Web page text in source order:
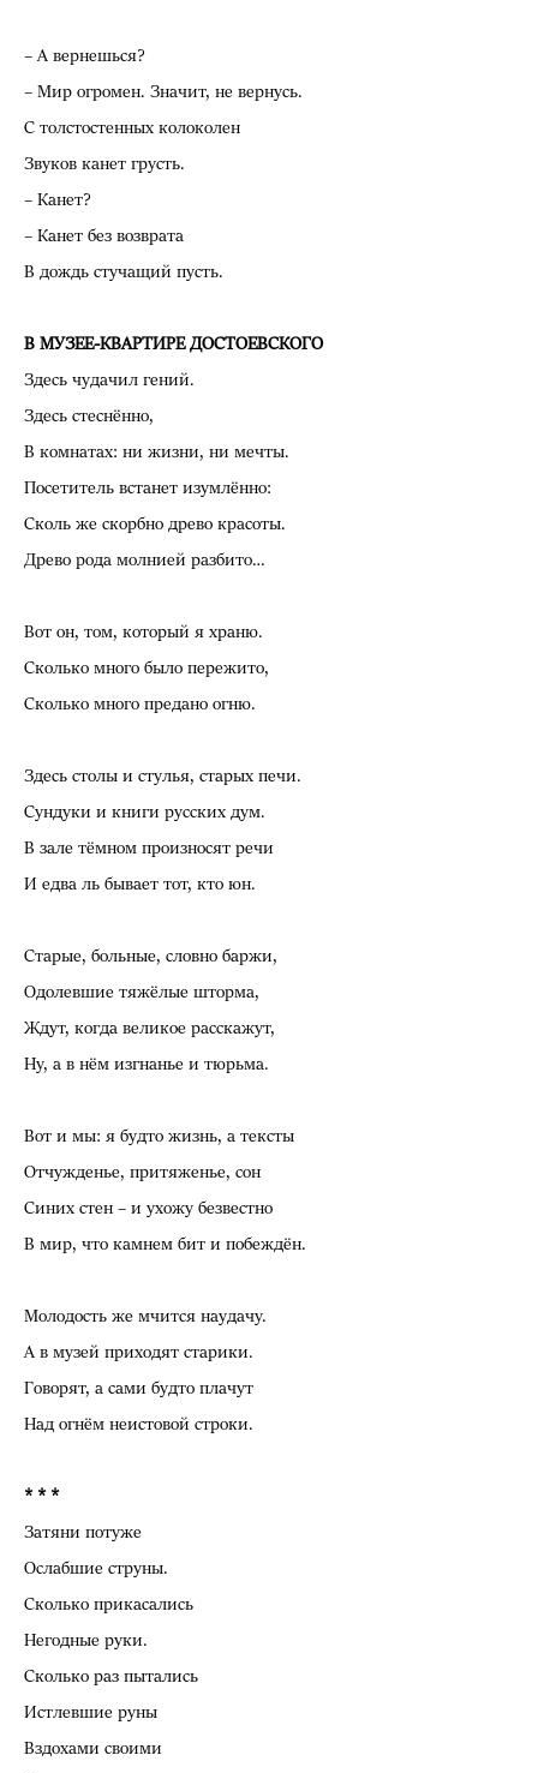
– А вернешься?
– Мир огромен. Значит, не вернусь.
С толстостенных колоколен
Звуков канет грусть.
– Канет?
– Канет без возврата
В дождь стучащий пусть.
В МУЗЕЕ-КВАРТИРЕ ДОСТОЕВСКОГО
Здесь чудачил гений.
Здесь стеснённо,
В комнатах: ни жизни, ни мечты.
Посетитель встанет изумлённо:
Сколь же скорбно древо красоты.
Древо рода молнией разбито…
Вот он, том, который я храню.
Сколько много было пережито,
Сколько много предано огню.
Здесь столы и стулья, старых печи.
Сундуки и книги русских дум.
В зале тёмном произносят речи
И едва ль бывает тот, кто юн.
Старые, больные, словно баржи,
Одолевшие тяжёлые шторма,
Ждут, когда великое расскажут,
Ну, а в нём изгнанье и тюрьма.
Вот и мы: я будто жизнь, а тексты
Отчужденье, притяженье, сон
Синих стен – и ухожу безвестно
В мир, что камнем бит и побеждён.
Молодость же мчится наудачу.
А в музей приходят старики.
Говорят, а сами будто плачут
Над огнём неистовой строки.
* * *
Затяни потуже
Ослабшие струны.
Сколько прикасались
Негодные руки.
Сколько раз пытались
Истлевшие руны
Вздохами своими